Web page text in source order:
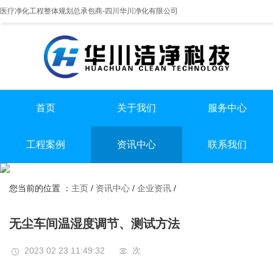
医疗净化工程整体规划总承包商-四川华川净化有限公司
提供实医疗净化整体解决方案
首页 关于我们 服务中心
手术室净化装修
实验室净化装修
工程案例
无尘车间
资讯中心 联系我们
您当前的位置 ： 主页 / 资讯中心 / 企业资讯 /
无尘车间温湿度调节、测试方法
2023 02 23 11:49:32 次